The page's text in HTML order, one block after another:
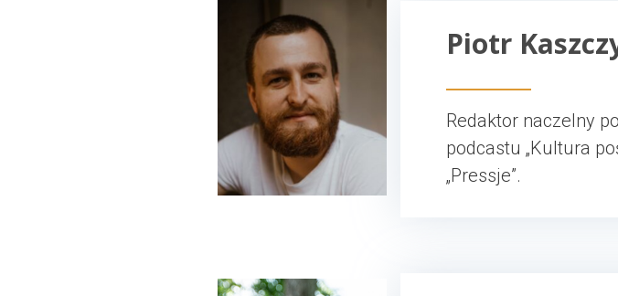
Piotr
Redaktor naczelny
podcastu „Kultura
„Pressje”.